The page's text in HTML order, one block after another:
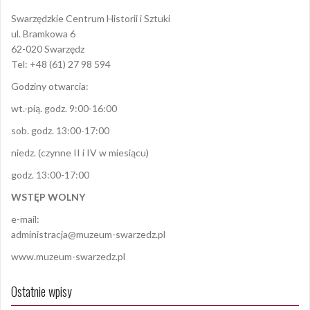
Swarzędzkie Centrum Historii i Sztuki
ul. Bramkowa 6
62-020 Swarzędz
Tel: +48 (61) 27 98 594
Godziny otwarcia:
wt.-pią. godz. 9:00-16:00
sob. godz. 13:00-17:00
niedz. (czynne II i IV w miesiącu)
godz. 13:00-17:00
WSTĘP WOLNY
e-mail:
administracja@muzeum-swarzedz.pl
www.muzeum-swarzedz.pl
Ostatnie wpisy